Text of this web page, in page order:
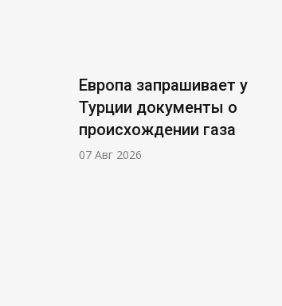
Европа запрашивает у
Турции документы о
происхождении газа
07 Авг 2026